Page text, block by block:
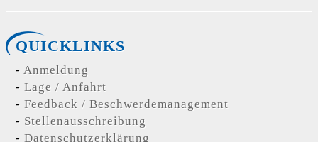
QUICKLINKS
Anmeldung
Lage / Anfahrt
Feedback / Beschwerdemanagement
Stellenausschreibung
Datenschutzerklärung